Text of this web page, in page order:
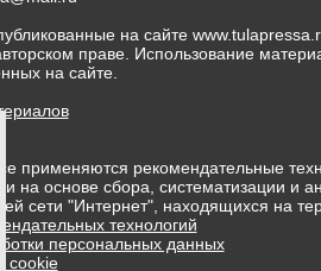
на сайте
праве. Использование
на сайте.
применяются рекомендательные
на основе сбора, систематизации и
сети "Интернет", находящихся на
технологий
персональных данных
cookie